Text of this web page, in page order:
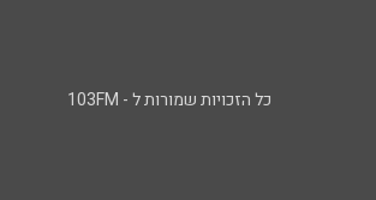
כל הזכויות שמורות ל - 103FM